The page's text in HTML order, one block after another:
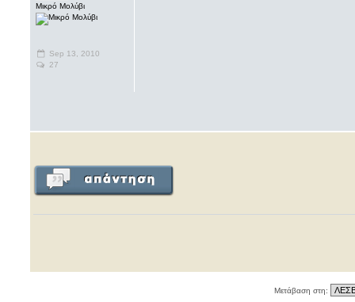
Μικρό Μολύβι
Sep 13, 2010
27
Μετάβαση στη: